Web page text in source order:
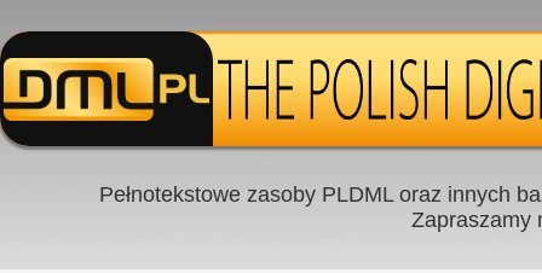
Pełnotekstowe zasoby PLDML oraz innych
Zapraszamy